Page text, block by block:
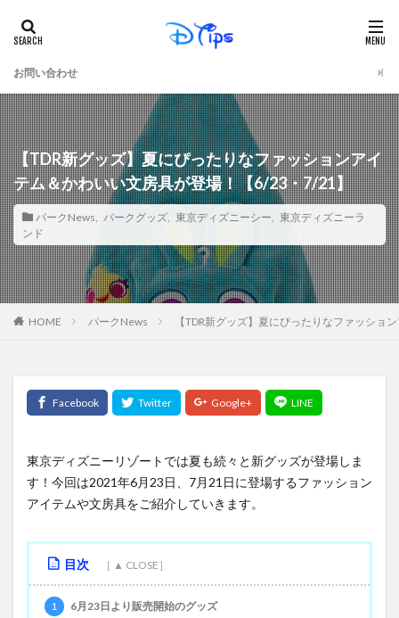
お問い合わせ
【TDR新グッズ】夏にぴったりなファッションアイ
テム＆かわいい文房具が登場！【6/23・7/21】
パークNews パークグッズ, 東京ディズニーシー
東京ディズニーラ
ンド
HOME パークNews 【TDR新グッズ】夏にぴったりなファッシ
東京ディズニーリゾートでは夏も続々と新グッズが登場しま
す！今回は2021年6月23日、7月21日に登場するファッション
アイテムや文房具をご紹介していきます。
目次
1
6月23日より販売開始のグッズ